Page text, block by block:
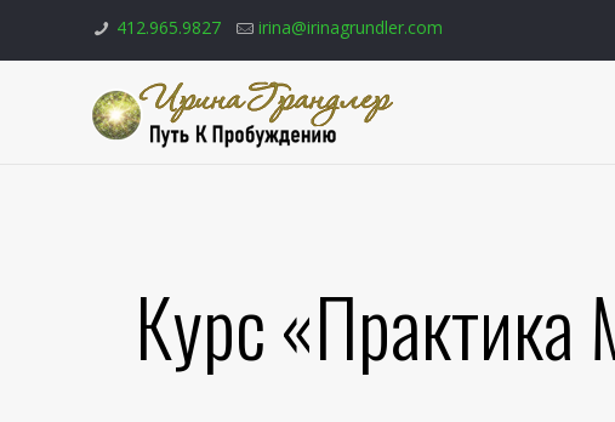
412.965.9827 irina@irinagrundler.com
Курс